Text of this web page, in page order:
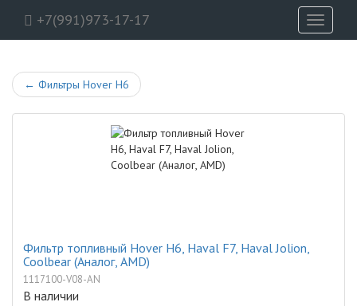
+7(991)973-17-17
Toggle
← Фильтры Hover H6
Фильтр топливный Hover H6, Haval F7, Haval Jolion,
Coolbear (Аналог, AMD)
1117100-V08-AN
В наличии